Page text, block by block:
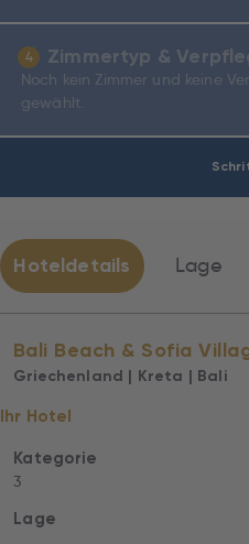
4 Zimmertyp &
Noch kein Zimmer und keine
gewählt.
Hoteldetails Lage
Bali Beach & Sofia
Griechenland | Kreta | Bali
Ihr Hotel
Kategorie
3
Lage